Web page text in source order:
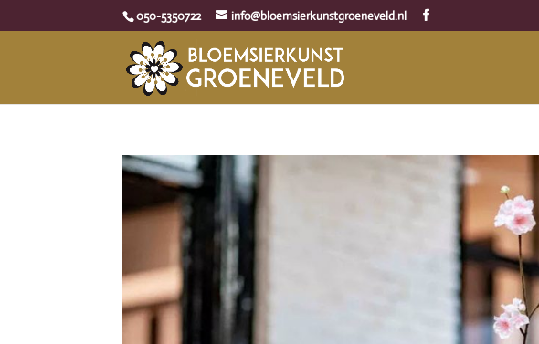
050-5350722 info@bloemsierkunstgroeneveld.nl